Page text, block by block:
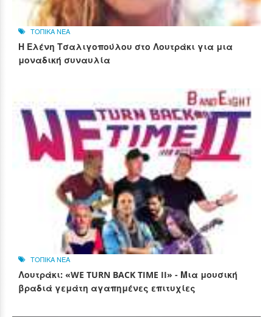
ΤΟΠΙΚΑ ΝΕΑ
Η Ελένη Τσαλιγοπούλου στο Λουτράκι για μια
μοναδική συναυλία
ΤΟΠΙΚΑ ΝΕΑ
Λουτράκι: «WE TURN BACK TIME II» - Μια μουσική
βραδιά γεμάτη αγαπημένες επιτυχίες